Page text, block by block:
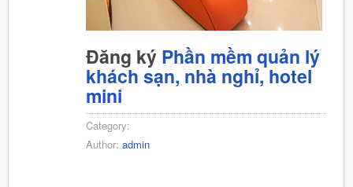
Đăng ký Phần mềm quản lý
khách sạn, nhà nghỉ, hotel
mini
Category:
Author: admin